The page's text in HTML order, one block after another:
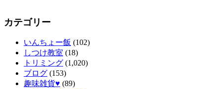
カテゴリー
いんちょー飯 (102)
しつけ教室 (18)
トリミング (1,020)
ブログ (153)
趣味雑貨♥ (89)